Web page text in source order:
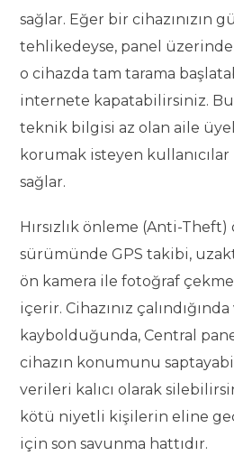
sağlar. Eğer bir cihazınızın
tehlikedeyse, panel
o cihazda tam tarama
internete kapatabilirsiniz.
teknik bilgisi az olan aile
korumak isteyen
sağlar.
Hırsızlık önleme (Anti-
sürümünde GPS takibi,
ön kamera ile fotoğraf
içerir. Cihazınız çalındığında
kaybolduğunda, Central
cihazın konumunu
verileri kalıcı olarak
kötü niyetli kişilerin eline
için son savunma hattıdır.